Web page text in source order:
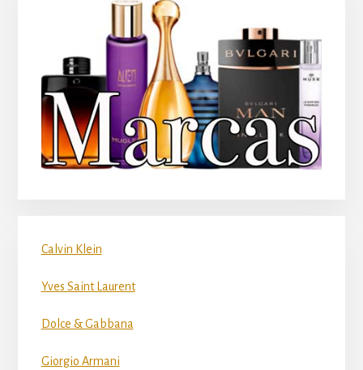
Calvin Klein
Yves Saint Laurent
Dolce & Gabbana
Giorgio Armani